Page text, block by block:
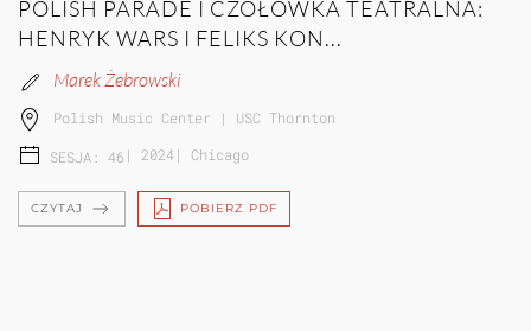
POLISH PARADE I CZOŁÓWKA TEATRALNA:
HENRYK WARS I FELIKS KON...
Marek Żebrowski
Polish Music Center | USC Thornton
SESJA: 46 | 2024| Chicago
CZYTAJ POBIERZ PDF